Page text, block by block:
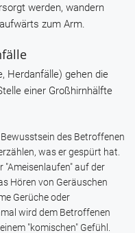
werden, wandern
zum Arm.
Herdanfälle) gehen die
einer Großhirnhälfte
des Betroffenen
was er gespürt hat.
"Ameisenlaufen" auf der
Hören von Geräuschen
Gerüche oder
wird dem Betroffenen
"komischen" Gefühl.